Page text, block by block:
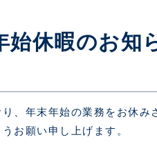
始休暇のお知
、年末年始の業務をお休み
お願い申し上げます。